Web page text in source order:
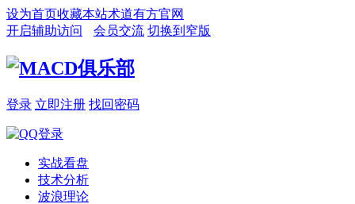
设为首页收藏本站术道有方官网
开启辅助访问
会员交流 切换到窄版
登录 立即注册 找回密码
实战看盘
技术分析
波浪理论